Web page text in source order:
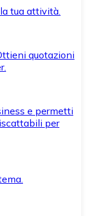
tua attività.
quotazioni
e permetti
per